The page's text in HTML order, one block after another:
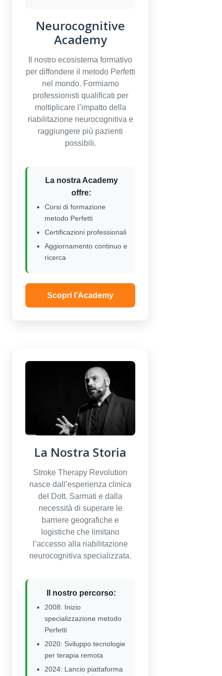
Neurocognitive
Academy
Il nostro ecosistema formativo
per diffondere il metodo Perfetti
nel mondo. Formiamo
professionisti qualificati per
moltiplicare l’impatto della
riabilitazione neurocognitiva e
raggiungere più pazienti
possibili.
La nostra Academy
offre:
Corsi di formazione
metodo Perfetti
Certificazioni professionali
Aggiornamento continuo e
ricerca
Scopri l’Academy
La Nostra Storia
Stroke Therapy Revolution
nasce dall’esperienza clinica
del Dott. Sarmati e dalla
necessità di superare le
barriere geografiche e
logistiche che limitano
l’accesso alla riabilitazione
neurocognitiva specializzata.
Il nostro percorso:
2008: Inizio
specializzazione metodo
Perfetti
2020: Sviluppo tecnologie
per terapia remota
2024: Lancio piattaforma